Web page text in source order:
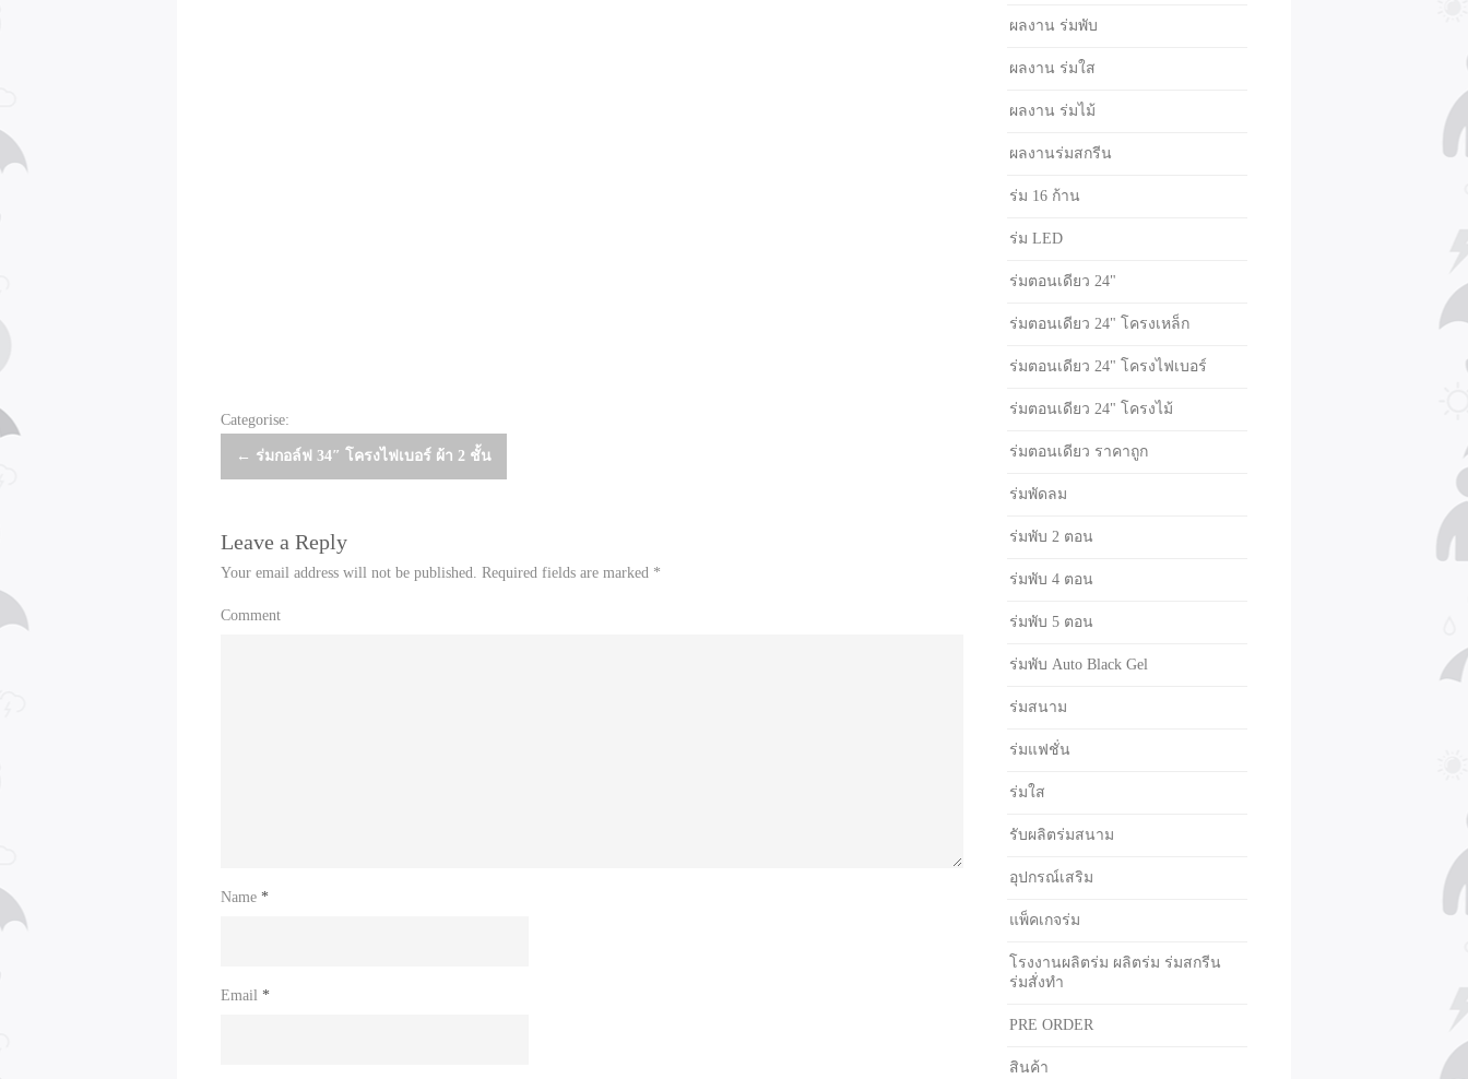
Categorise:
Post
← ร่มกอล์ฟ 34″ โครงไฟเบอร์ ผ้า 2 ชั้น
Leave a Reply
Your email address will not be published. Required fields are marked *
Comment
Name *
Email *
ผลงาน ร่มพับ
ผลงาน ร่มใส
ผลงาน ร่มไม้
ผลงานร่มสกรีน
ร่ม 16 ก้าน
ร่ม LED
ร่มตอนเดียว 24"
ร่มตอนเดียว 24" โครงเหล็ก
ร่มตอนเดียว 24" โครงไฟเบอร์
ร่มตอนเดียว 24" โครงไม้
ร่มตอนเดียว ราคาถูก
ร่มพัดลม
ร่มพับ 2 ตอน
ร่มพับ 4 ตอน
ร่มพับ 5 ตอน
ร่มพับ Auto Black Gel
ร่มสนาม
ร่มแฟชั่น
ร่มใส
รับผลิตร่มสนาม
อุปกรณ์เสริม
แพ็คเกจร่ม
โรงงานผลิตร่ม ผลิตร่ม ร่มสกรีน
ร่มสั่งทำ
PRE ORDER
สินค้า